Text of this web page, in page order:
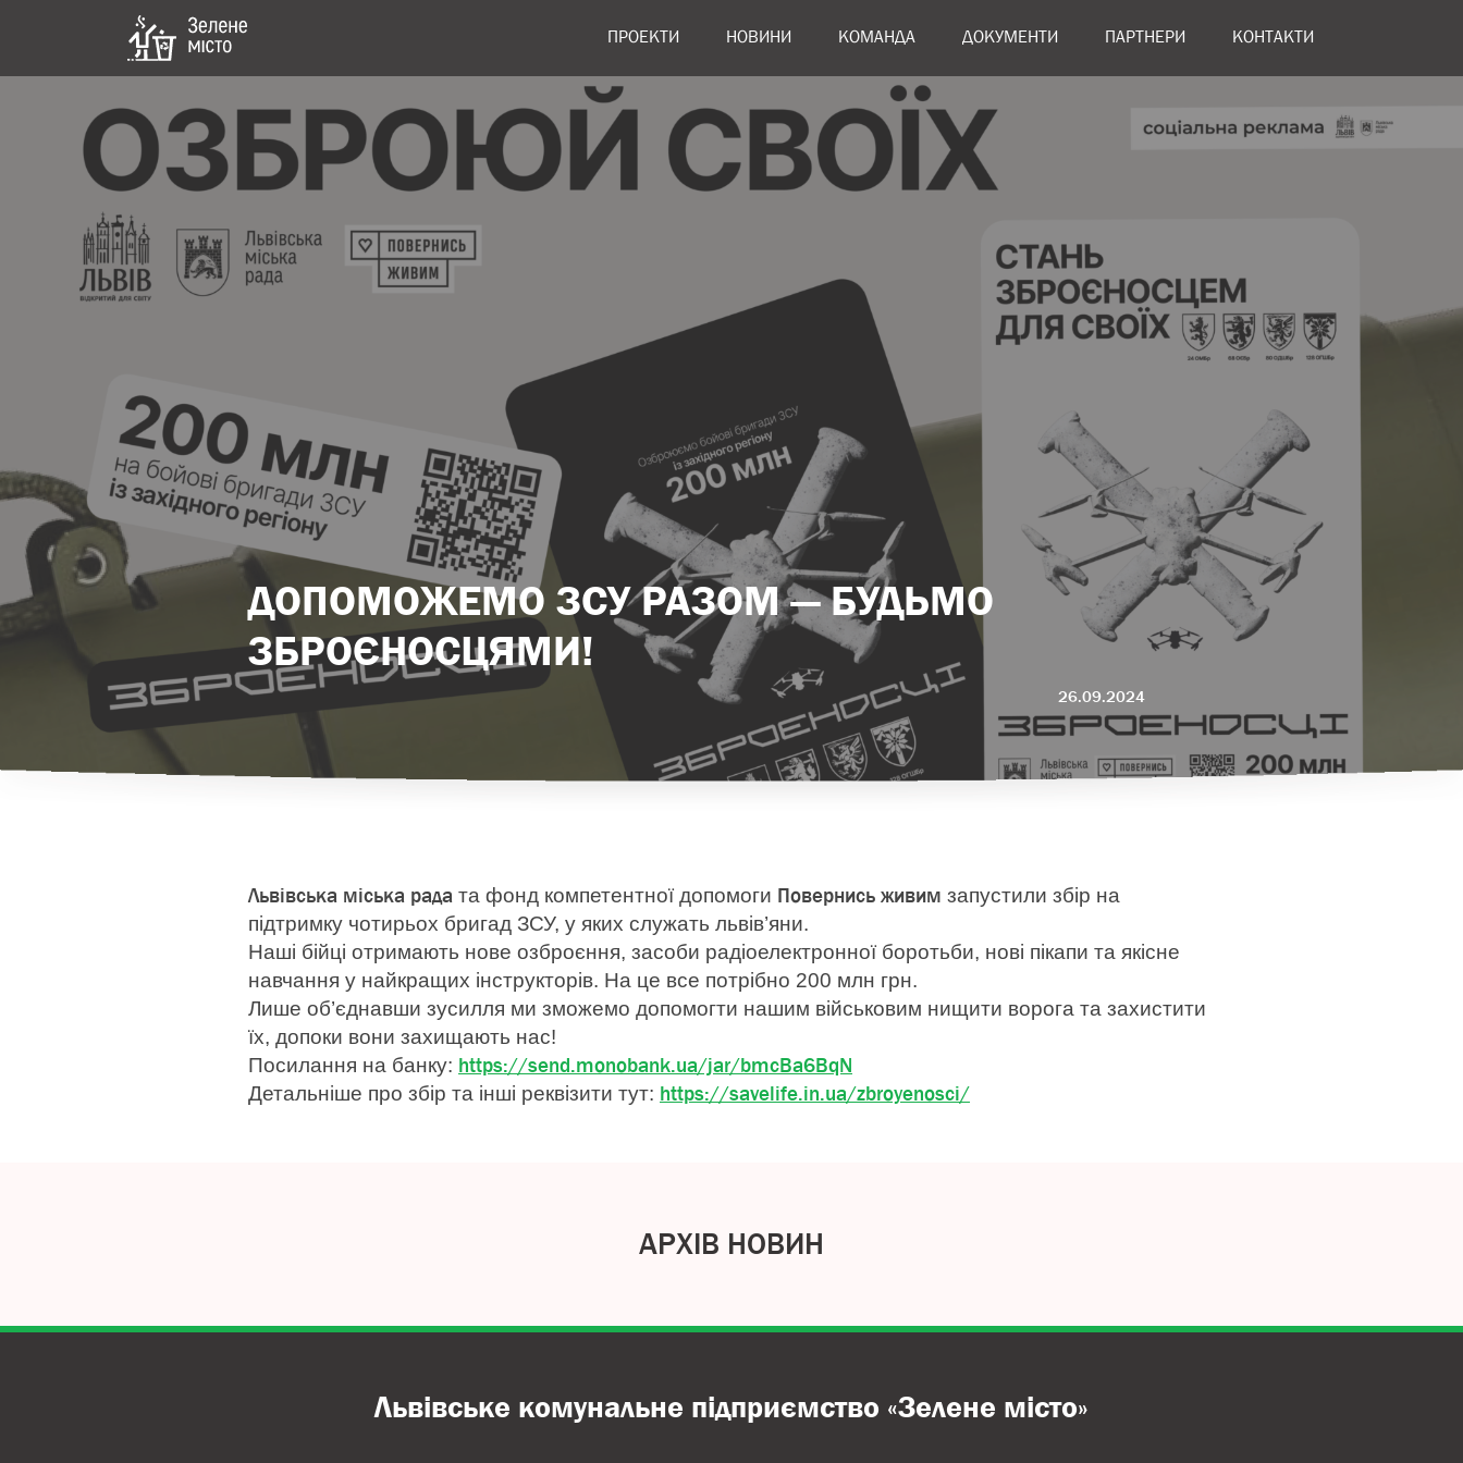
ПРОЕКТИ НОВИНИ КОМАНДА ДОКУМЕНТИ ПАРТНЕРИ КОНТАКТИ
ДОПОМОЖЕМО ЗСУ РАЗОМ — БУДЬМО
ЗБРОЄНОСЦЯМИ!
26.09.2024
Львівська міська рада та фонд компетентної допомоги Повернись живим запустили збір на
підтримку чотирьох бригад ЗСУ, у яких служать львів’яни.
Наші бійці отримають нове озброєння, засоби радіоелектронної боротьби, нові пікапи та якісне
навчання у найкращих інструкторів. На це все потрібно 200 млн грн.
Лише об’єднавши зусилля ми зможемо допомогти нашим військовим нищити ворога та захистити
їх, допоки вони захищають нас!
Посилання на банку: https://send.monobank.ua/jar/bmcBa6BqN
Детальніше про збір та інші реквізити тут: https://savelife.in.ua/zbroyenosci/
АРХІВ НОВИН
Львівське комунальне підприємство «Зелене місто»